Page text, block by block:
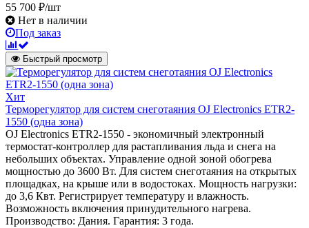
55 700 ₽/шт
Нет в наличии
Под заказ
Быстрый просмотр
Хит
Терморегулятор для систем снеготаяния OJ Electronics ETR2-
1550 (одна зона)
OJ Electronics ETR2-1550 - экономичный электронный
термостат-контроллер для растапливания льда и снега на
небольших объектах. Управление одной зоной обогрева
мощностью до 3600 Вт. Для систем снеготаяния на открытых
площадках, на крыше или в водостоках. Мощность нагрузки:
до 3,6 Квт. Регистрирует температуру и влажность.
Возможность включения принудительного нагрева.
Производство: Дания. Гарантия: 3 года.